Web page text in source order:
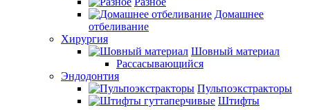
Домашнее
отбеливание
Хирургия
Шовный материал
Рассасывающийся
Эндодонтия
Пульпоэкстракторы
Штифты